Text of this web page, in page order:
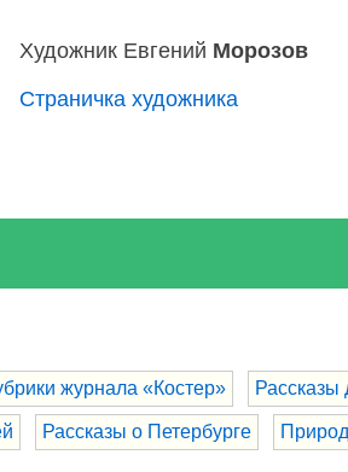
Художник Евгений Морозов
Страничка художника
журнала «Костер» Рассказы
Рассказы о Петербурге